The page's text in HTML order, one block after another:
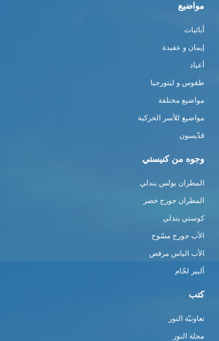
مواضيع
أبائيات
إيمان و عقيدة
أعياد
طقوس و ليتورجيا
مواضيع مختلفة
مواضيع للأسر الحركية
قدّيسون
وجوه من كنيستي
المطران بولس بندلي
المطران جورج خضر
كوستي بندلي
الأب جورج مسّوح
الأب الياس مرقص
ألبير لحّام
كتب
تعاونيّة النور
مجلة النور